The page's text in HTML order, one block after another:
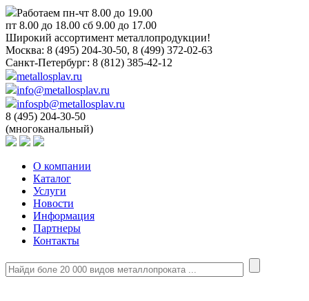
Работаем пн-чт 8.00 до 19.00
пт 8.00 до 18.00 сб 9.00 до 17.00
Широкий ассортимент металлопродукции!
Москва: 8 (495) 204-30-50, 8 (499) 372-02-63
Санкт-Петербург: 8 (812) 385-42-12
metallosplav.ru
info@metallosplav.ru
infospb@metallosplav.ru
8 (495) 204-30-50
(многоканальный)
О компании
Каталог
Услуги
Новости
Информация
Партнеры
Контакты